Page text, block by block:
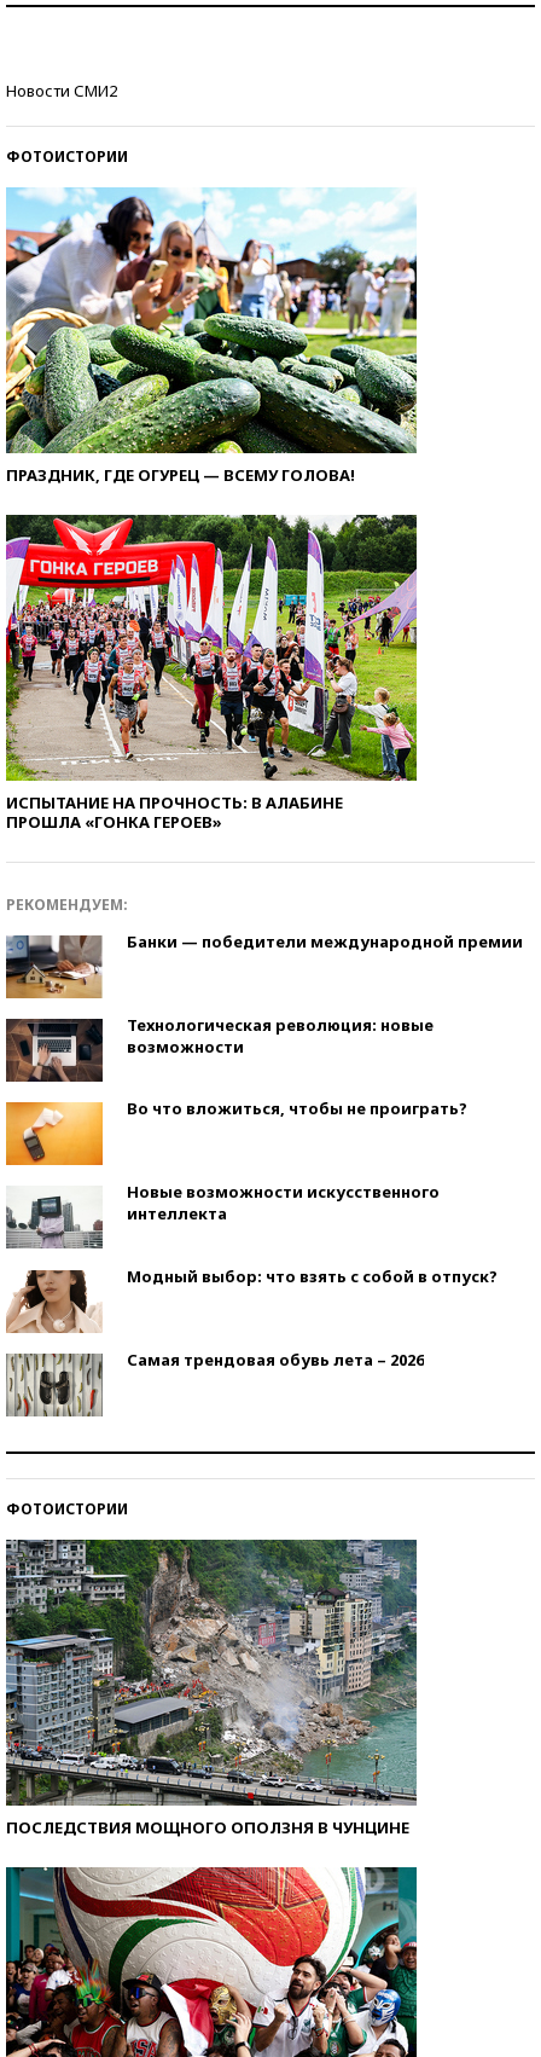
Новости СМИ2
ФОТОИСТОРИИ
ПРАЗДНИК, ГДЕ ОГУРЕЦ — ВСЕМУ ГОЛОВА!
ИСПЫТАНИЕ НА ПРОЧНОСТЬ: В АЛАБИНЕ
ПРОШЛА «ГОНКА ГЕРОЕВ»
РЕКОМЕНДУЕМ:
Банки — победители международной премии
Технологическая революция: новые
возможности
Во что вложиться, чтобы не проиграть?
Новые возможности искусственного
интеллекта
Модный выбор: что взять с собой в отпуск?
Самая трендовая обувь лета – 2026
ФОТОИСТОРИИ
ПОСЛЕДСТВИЯ МОЩНОГО ОПОЛЗНЯ В ЧУНЦИНЕ